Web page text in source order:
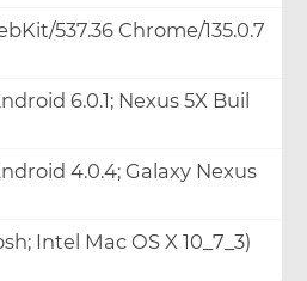
537.36 Chrome/135.0.7
6.0.1; Nexus 5X Buil
4.0.4; Galaxy Nexus
Intel Mac OS X 10_7_3)